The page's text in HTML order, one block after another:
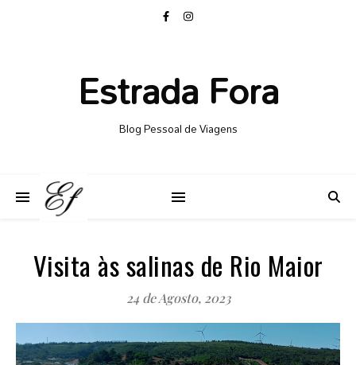
Estrada Fora
Blog Pessoal de Viagens
Visita às salinas de Rio Maior
24 de Agosto, 2023